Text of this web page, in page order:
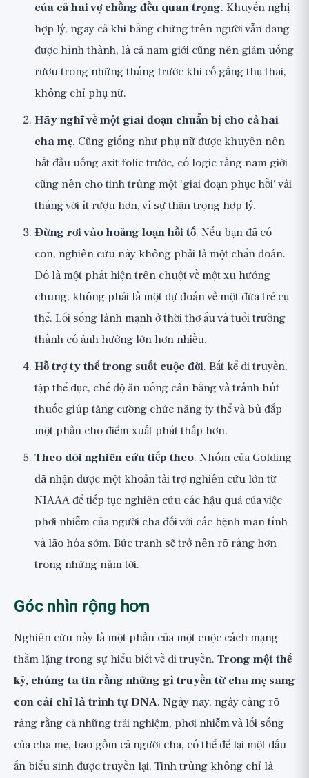
của cả hai vợ chồng đều quan trọng. Khuyến nghị
hợp lý, ngay cả khi bằng chứng trên người vẫn đang
được hình thành, là cả nam giới cũng nên giảm uống
rượu trong những tháng trước khi cố gắng thụ thai,
không chỉ phụ nữ.
Hãy nghĩ về một giai đoạn chuẩn bị cho cả hai
cha mẹ. Cũng giống như phụ nữ được khuyên nên
bắt đầu uống axit folic trước, có logic rằng nam giới
cũng nên cho tinh trùng một 'giai đoạn phục hồi' vài
tháng với ít rượu hơn, vì sự thận trọng hợp lý.
Đừng rơi vào hoảng loạn hồi tố. Nếu bạn đã có
con, nghiên cứu này không phải là một chẩn đoán.
Đó là một phát hiện trên chuột về một xu hướng
chung, không phải là một dự đoán về một đứa trẻ cụ
thể. Lối sống lành mạnh ở thời thơ ấu và tuổi trưởng
thành có ảnh hưởng lớn hơn nhiều.
Hỗ trợ ty thể trong suốt cuộc đời. Bất kể di truyền,
tập thể dục, chế độ ăn uống cân bằng và tránh hút
thuốc giúp tăng cường chức năng ty thể và bù đắp
một phần cho điểm xuất phát thấp hơn.
Theo dõi nghiên cứu tiếp theo. Nhóm của Golding
đã nhận được một khoản tài trợ nghiên cứu lớn từ
NIAAA để tiếp tục nghiên cứu các hậu quả của việc
phơi nhiễm của người cha đối với các bệnh mãn tính
và lão hóa sớm. Bức tranh sẽ trở nên rõ ràng hơn
trong những năm tới.
Góc nhìn rộng hơn
Nghiên cứu này là một phần của một cuộc cách mạng
thầm lặng trong sự hiểu biết về di truyền. Trong một thế
kỷ, chúng ta tin rằng những gì truyền từ cha mẹ sang
con cái chỉ là trình tự DNA. Ngày nay, ngày càng rõ
ràng rằng cả những trải nghiệm, phơi nhiễm và lối sống
của cha mẹ, bao gồm cả người cha, có thể để lại một dấu
ấn biểu sinh được truyền lại. Tinh trùng không chỉ là